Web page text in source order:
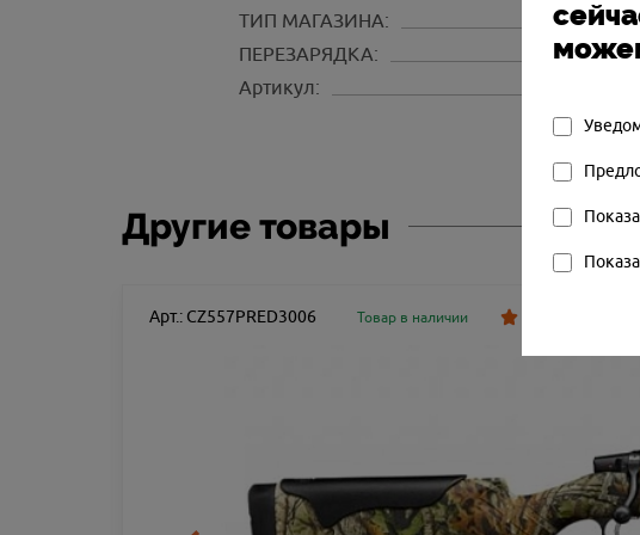
ТИП МАГАЗИНА:
ПЕРЕЗАРЯДКА:
Артикул:
Другие товары
Арт.: CZ557PRED3006 Товар в наличии